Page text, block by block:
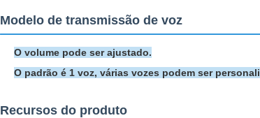
Modelo de transmissão de voz
O volume pode ser ajustado.
O padrão é 1 voz, várias vozes podem ser
Recursos do produto